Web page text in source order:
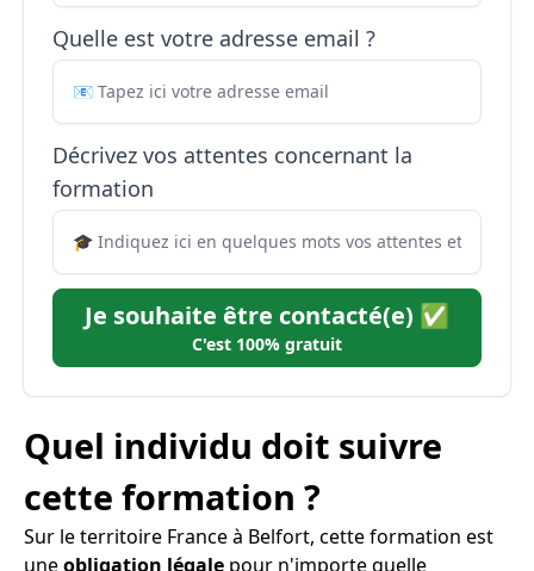
Quelle est votre adresse email ?
Décrivez vos attentes concernant la
formation
Je souhaite être contacté(e) ✅
C'est 100% gratuit
Quel individu doit suivre
cette formation ?
Sur le territoire France à Belfort, cette formation est
uneobligation légale pour n'importe quelle